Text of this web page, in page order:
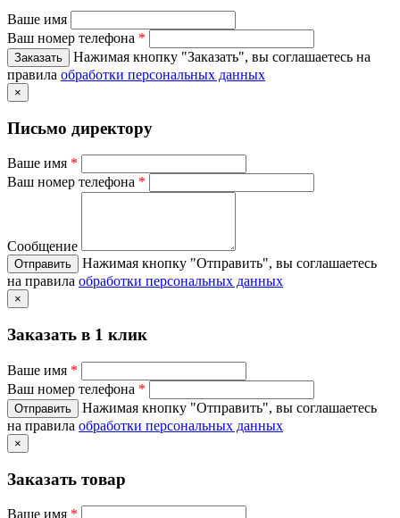
Ваше имя
Ваш номер телефона *
Нажимая кнопку "Заказать", вы соглашаетесь на
правила обработки персональных данных
×
Письмо директору
Ваше имя *
Ваш номер телефона *
Сообщение
Нажимая кнопку "Отправить", вы соглашаетесь
на правила обработки персональных данных
×
Заказать в 1 клик
Ваше имя *
Ваш номер телефона *
Нажимая кнопку "Отправить", вы соглашаетесь
на правила обработки персональных данных
×
Заказать товар
Ваше имя *